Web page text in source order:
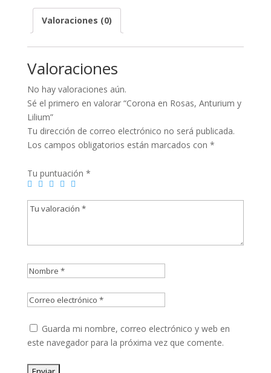
Lilium
cantidad
Valoraciones (0)
Valoraciones
No hay valoraciones aún.
Sé el primero en valorar “Corona en Rosas, Anturium y
Lilium”
Tu dirección de correo electrónico no será publicada.
Los campos obligatorios están marcados con *
Tu puntuación *
Guarda mi nombre, correo electrónico y web en
este navegador para la próxima vez que comente.